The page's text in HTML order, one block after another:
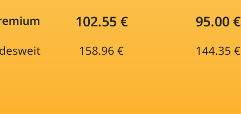
102.55 € 95.00 €
158.96 € 144.35 €